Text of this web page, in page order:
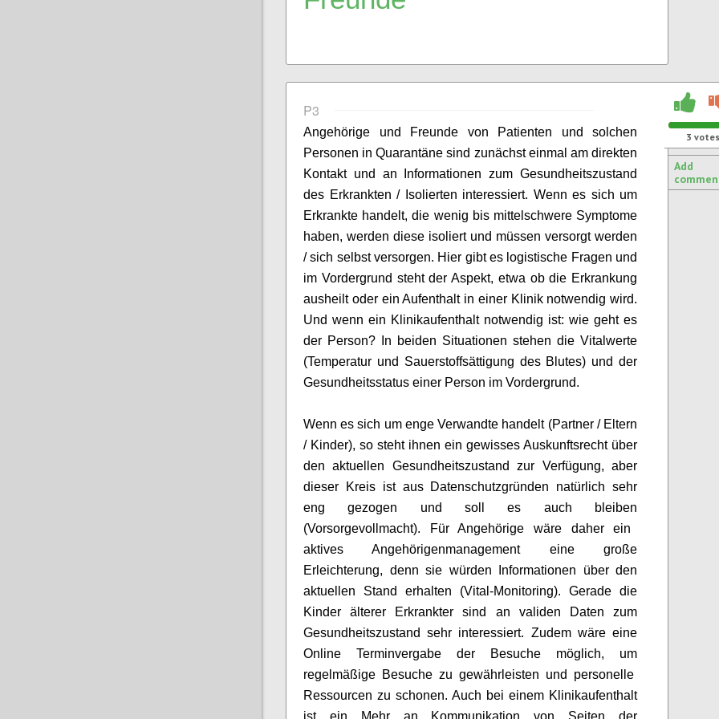
P3
Angehörige und Freunde von Patienten und solchen
Personen in Quarantänesind zunächst einmal amdirekten
Kontakt und an
Informationen zum Gesundheitszustand
des Erkrankten / Isolierten interessiert. Wenn es sich um
Erkrankte handelt, die wenig bis mittelschwere Symptome
haben, werden diese isoliert und müssen versorgt werden
/ sich selbst versorgen. Hier gibt es logistische Fragen und
im Vordergrund steht der Aspekt, etwa ob die Erkrankung
ausheilt oder ein Aufenthalt in einer Klinik notwendig wird.
Und wenn ein Klinikaufenthalt notwendig ist: wie geht es
der Person? In beiden Situationen stehen die Vitalwerte
(Temperatur und Sauerstoffsättigung des Blutes) und der
Gesundheitsstatus einer Person im Vordergrund.
Wenn es sich um enge Verwandte handelt (Partner / Eltern
/ Kinder), so steht ihnen ein gewisses Auskunftsrecht über
den aktuellen Gesundheitszustandzur Verfügung, aber
dieser Kreis ist aus Datenschutzgründen natürlich sehr
eng gezogen und soll es auch bleiben
(Vorsorgevollmacht). Für Angehörige
wäre daher ein
aktives Angehörigenmanagement eine große
Erleichterung, denn sie würden Informationen über den
aktuellen Stand erhalten (Vital-Monitoring). Gerade die
Kinder älterer Erkrankter sind an validen Daten zum
Gesundheitszustand sehr interessiert. Zudem wäre eine
Online Terminvergabe der Besuche möglich, um
regelmäßige Besuche zu gewährleisten und personelle
Ressourcen zu schonen. Auch bei einem Klinikaufenthalt
ist ein Mehr an Kommunikation von Seiten der
3 votes
Add